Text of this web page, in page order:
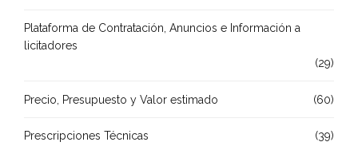
Plataforma de Contratación, Anuncios e Información a
licitadores
(29)
Precio, Presupuesto y Valor estimado (60)
Prescripciones Técnicas (39)